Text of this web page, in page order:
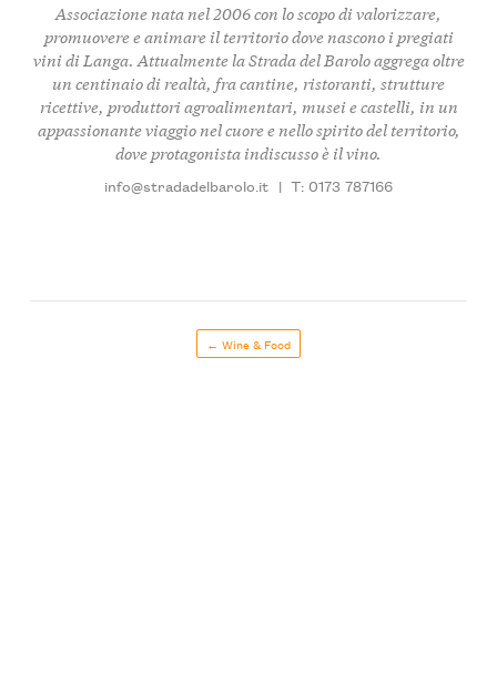
Associazione nata nel 2006 con lo scopo di valorizzare,
promuovere e animare il territorio dove nascono i pregiati
vini di Langa. Attualmente la Strada del Barolo aggregaoltre
un centinaio di realtà, fra cantine, ristoranti, strutture
ricettive, produttori agroalimentari, musei e castelli, in un
appassionante viaggio nel cuore e nello spirito del territorio,
dove protagonista indiscusso è il vino.
info@stradadelbarolo.it | T: 0173 787166
← Wine & Food